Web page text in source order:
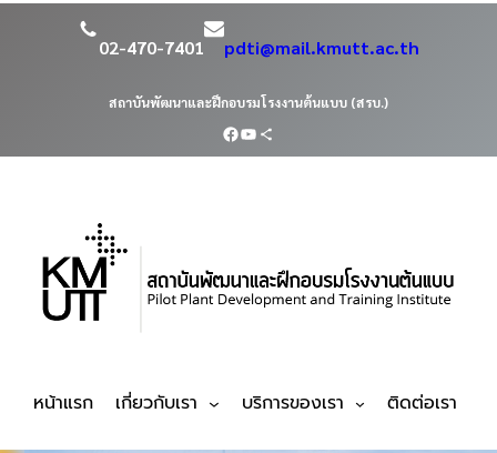
02-470-7401 pdti@mail.kmutt.ac.th
สถาบันพัฒนาและฝึกอบรมโรงงานต้นแบบ (สรบ.)
หน้าแรก เกี่ยวกับเรา บริการของเรา ติดต่อเรา